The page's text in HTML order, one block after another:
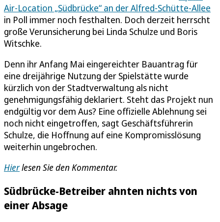
Air-Location „Südbrücke“ an der Alfred-Schütte-Allee
in Poll immer noch festhalten. Doch derzeit herrscht
große Verunsicherung bei Linda Schulze und Boris
Witschke.
Denn ihr Anfang Mai eingereichter Bauantrag für
eine dreijährige Nutzung der Spielstätte wurde
kürzlich von der Stadtverwaltung als nicht
genehmigungsfähig deklariert. Steht das Projekt nun
endgültig vor dem Aus? Eine offizielle Ablehnung sei
noch nicht eingetroffen, sagt Geschäftsführerin
Schulze, die Hoffnung auf eine Kompromisslösung
weiterhin ungebrochen.
Hierlesen Sie den Kommentar.
Südbrücke-Betreiber ahnten nichts von
einer Absage